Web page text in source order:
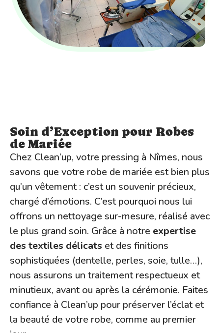
Soin d’Exception pour Robes
de Mariée
Chez Clean’up, votre pressing à Nîmes, nous
savons que votre robe de mariée est bien plus
qu’un vêtement : c’est un souvenir précieux,
chargé d’émotions. C’est pourquoi nous lui
offrons un nettoyage sur-mesure, réalisé avec
le plus grand soin. Grâce à notre expertise
des textiles délicats et des finitions
sophistiquées (dentelle, perles, soie, tulle…),
nous assurons un traitement respectueux et
minutieux, avant ou après la cérémonie. Faites
confiance à Clean’up pour préserver l’éclat et
la beauté de votre robe, comme au premier